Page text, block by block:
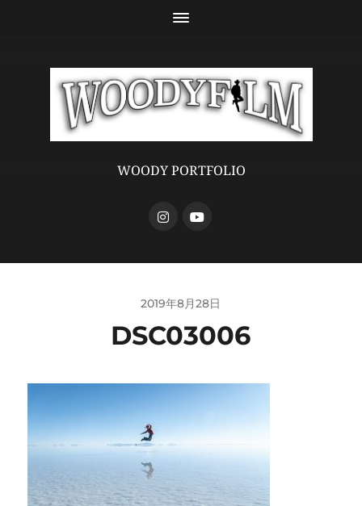
WOODY PORTFOLIO
2019年8月28日
DSC03006